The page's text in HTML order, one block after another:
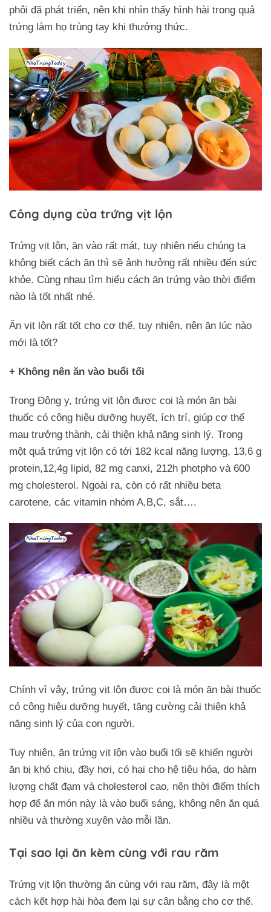
phôi đã phát triển, nên khi nhìn thấy hình hài trong quả
trứng làm họ trùng tay khi thưởng thức.
Công dụng của trứng vịt lộn
Trứng vịt lộn, ăn vào rất mát, tuy nhiên nếu chúng ta
không biết cách ăn thì sẽ ảnh hưởng rất nhiều đến sức
khỏe. Cùng nhau tìm hiểu cách ăn trứng vào thời điểm
nào là tốt nhất nhé.
Ăn vịt lộn rất tốt cho cơ thể, tuy nhiên, nên ăn lúc nào
mới là tốt?
+ Không nên ăn vào buổi tối
Trong Đông y, trứng vịt lộn được coi là món ăn bài
thuốc có công hiệu dưỡng huyết, ích trí, giúp cơ thể
mau trưởng thành, cải thiện khả năng sinh lý. Trong
một quả trứng vịt lộn có tới 182 kcal năng lượng, 13,6 g
protein,12,4g lipid, 82 mg canxi, 212h photpho và 600
mg cholesterol. Ngoài ra, còn có rất nhiều beta
carotene, các vitamin nhóm A,B,C, sắt….
Chính vì vậy, trứng vịt lộn được coi là món ăn bài thuốc
có công hiệu dưỡng huyết, tăng cường cải thiện khả
năng sinh lý của con người.
Tuy nhiên, ăn trứng vịt lộn vào buổi tối sẽ khiến người
ăn bị khó chịu, đầy hơi, có hại cho hệ tiêu hóa, do hàm
lượng chất đạm và cholesterol cao, nên thời điểm thích
hợp để ăn món này là vào buổi sáng, không nên ăn quá
nhiều và thường xuyên vào mỗi lần.
Tại sao lại ăn kèm cùng với rau răm
Trứng vịt lộn thường ăn cùng với rau răm, đây là một
cách kết hợp hài hòa đem lại sự cân bằng cho cơ thể.